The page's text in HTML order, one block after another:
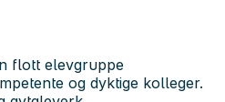
flott elevgruppe
og dyktige kolleger.